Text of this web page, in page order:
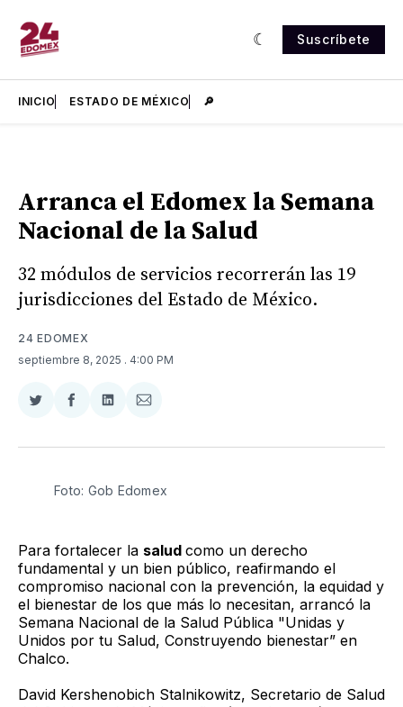
Suscríbete
INICIO ESTADO DE MÉXICO 🔎
Arranca el Edomex la Semana
Nacional de la Salud
32 módulos de servicios recorrerán las 19
jurisdicciones del Estado de México.
24 EDOMEX
septiembre 8, 2025 . 4:00 PM
Compartir
Twitter
Compartir
Facebook
Compartir
LinkedIn
Compartir
Email
Foto: Gob Edomex
Para fortalecer la salud como un derecho
fundamental y un bien público, reafirmando el
compromiso nacional con la prevención, la equidad y
el bienestar de los que más lo necesitan, arrancó la
Semana Nacional de la Salud Pública "Unidas y
Unidos por tu Salud, Construyendo bienestar” en
Chalco.
David Kershenobich Stalnikowitz, Secretario de Salud